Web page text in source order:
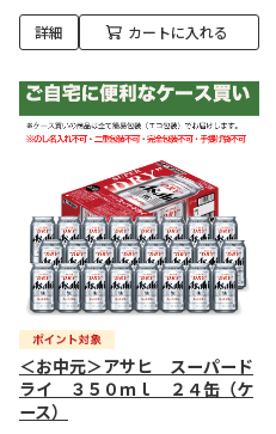
詳細 カートに入れる
＜お中元＞アサヒ スーパード
ライ ３５０ｍｌ ２４缶（ケ
ース）